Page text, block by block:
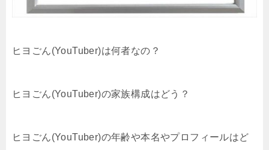
ヒヨごん(YouTuber)は何者なの？
ヒヨごん(YouTuber)の家族構成はどう？
ヒヨごん(YouTuber)の年齢や本名やプロフィールはど